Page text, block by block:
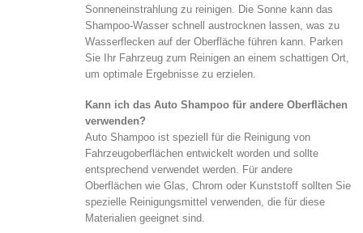
Sonneneinstrahlung zu reinigen. Die Sonne kann das
Shampoo-Wasser schnell austrocknen lassen, was zu
Wasserflecken auf der Oberfläche führen kann. Parken
Sie Ihr Fahrzeug zum Reinigen an einem schattigen Ort,
um optimale Ergebnisse zu erzielen.
Kann ich das Auto Shampoo für andere Oberflächen
verwenden?
Auto Shampoo ist speziell für die Reinigung von
Fahrzeugoberflächen entwickelt worden und sollte
entsprechend verwendet werden. Für andere
Oberflächen wie Glas, Chrom oder Kunststoff sollten Sie
spezielle Reinigungsmittel verwenden, die für diese
Materialien geeignet sind.